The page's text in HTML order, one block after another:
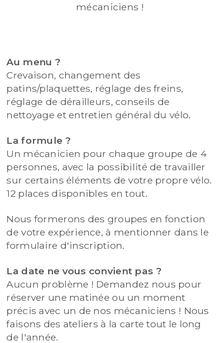
mécaniciens !
Au menu ?
Crevaison, changement des
patins/plaquettes, réglage des freins,
réglage de dérailleurs, conseils de
nettoyage et entretien général du vélo.
La formule ?
Un mécanicien pour chaque groupe de 4
personnes, avec la possibilité de travailler
sur certains éléments de votre propre vélo.
12 places disponibles en tout.
Nous formerons des groupes en fonction
de votre expérience, à mentionner dans le
formulaire d'inscription.
La date ne vous convient pas ?
Aucun problème ! Demandez nous pour
réserver une matinée ou un moment
précis avec un de nos mécaniciens ! Nous
faisons des ateliers à la carte tout le long
de l'année.